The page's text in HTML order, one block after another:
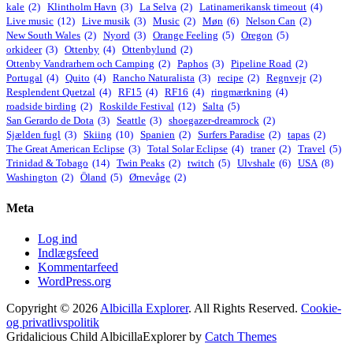
kale (2) Klintholm Havn (3) La Selva (2) Latinamerikansk timeout (4)
Live music (12) Live musik (3) Music (2) Møn (6) Nelson Can (2)
New South Wales (2) Nyord (3) Orange Feeling (5) Oregon (5)
orkideer (3) Ottenby (4) Ottenbylund (2)
Ottenby Vandrarhem och Camping (2) Paphos (3) Pipeline Road (2)
Portugal (4) Quito (4) Rancho Naturalista (3) recipe (2) Regnvejr (2)
Resplendent Quetzal (4) RF15 (4) RF16 (4) ringmærkning (4)
roadside birding (2) Roskilde Festival (12) Salta (5)
San Gerardo de Dota (3) Seattle (3) shoegazer-dreamrock (2)
Sjælden fugl (3) Skiing (10) Spanien (2) Surfers Paradise (2) tapas (2)
The Great American Eclipse (3) Total Solar Eclipse (4) traner (2) Travel (5)
Trinidad & Tobago (14) Twin Peaks (2) twitch (5) Ulvshale (6) USA (8)
Washington (2) Öland (5) Ørnevåge (2)
Meta
Log ind
Indlægsfeed
Kommentarfeed
WordPress.org
Copyright © 2026 Albicilla Explorer. All Rights Reserved. Cookie-
og privatlivspolitik
Gridalicious Child AlbicillaExplorer by Catch Themes